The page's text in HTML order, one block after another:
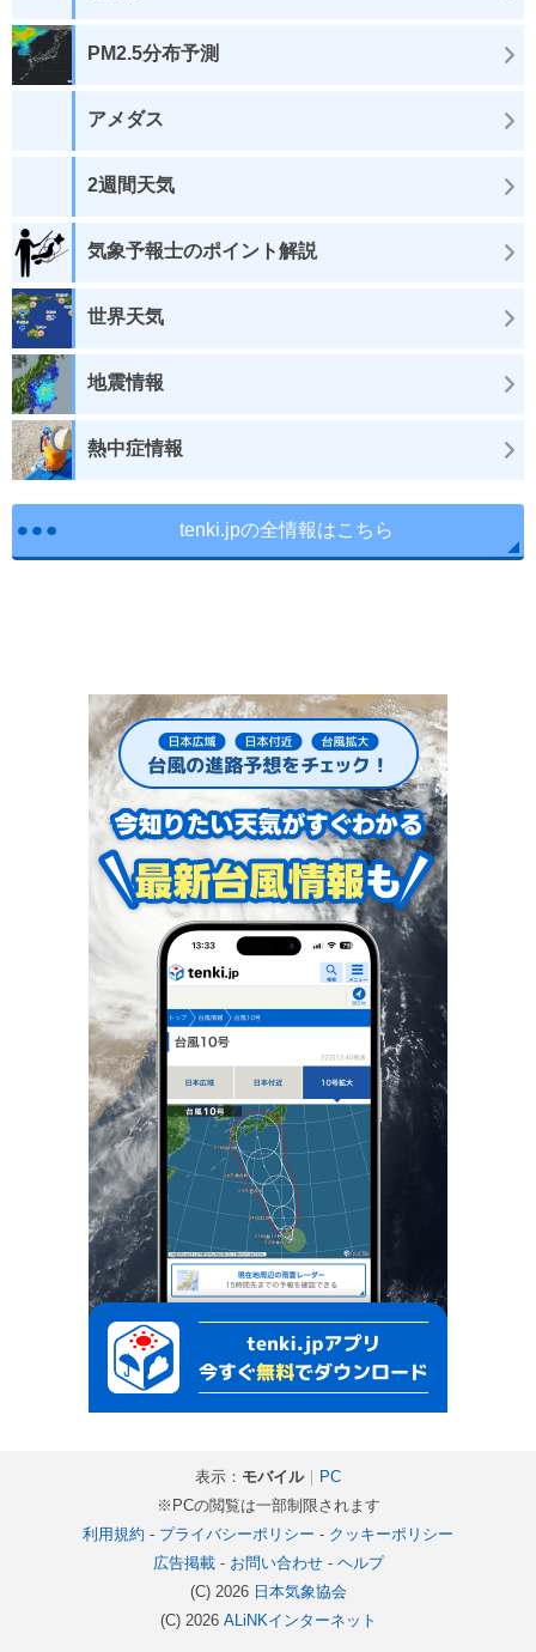
PM2.5分布予測
アメダス
2週間天気
気象予報士のポイント解説
世界天気
地震情報
熱中症情報
tenki.jpの全情報はこちら
表示： モバイル｜
PC
※PCの閲覧は一部制限されます
利用規約 - プライバシーポリシー - クッキーポリシー
広告掲載- お問い合わせ- ヘルプ
(C) 2026 日本気象協会
(C) 2026 ALiNKインターネット